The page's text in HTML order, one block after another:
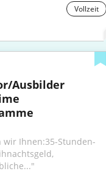
Vollzeit
Ausbilder
wir Ihnen:35-Stunden-